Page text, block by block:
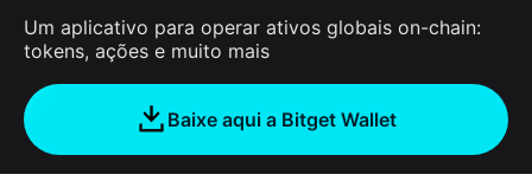
Um aplicativo para operar ativos globais on-chain:
tokens, ações e muito mais
Baixe aqui a Bitget Wallet